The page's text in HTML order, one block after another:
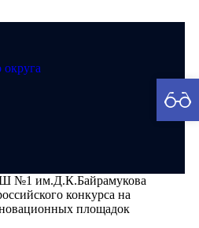
округа
№1 им.Д.К.Байрамукова
конкурса на
площадок